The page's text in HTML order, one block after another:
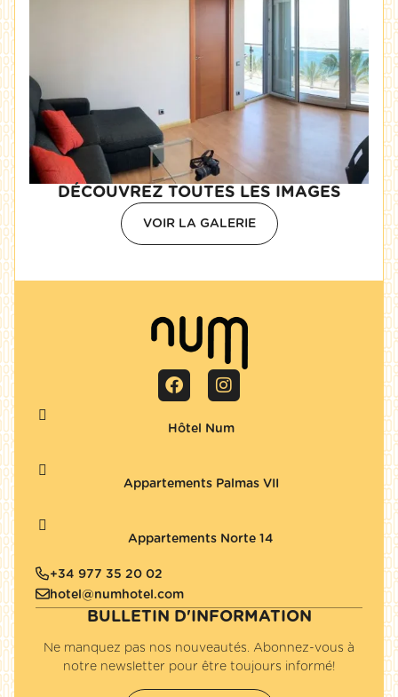
DÉCOUVREZ TOUTES LES IMAGES
VOIR LA GALERIE
Hôtel Num
Appartements Palmas VII
Appartements Norte 14
+34 977 35 20 02
hotel@numhotel.com
BULLETIN D'INFORMATION
Ne manquez pas nos nouveautés. Abonnez-vous à
notre newsletter pour être toujours informé!